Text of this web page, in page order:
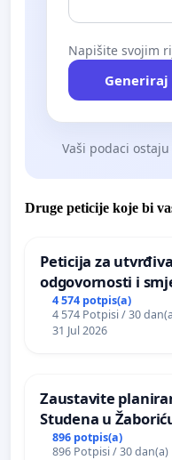
Napišite svojim
Vaši podaci ostaju
Druge peticije koje bi
Peticija za
odgovornosti i
odgovornih za
Zoološkom vrtu
4 574 potpis(a)
4 574 Potpisi / 30
31 Jul 2026
Zaustavite
Studena u
896 potpis(a)
896 Potpisi / 30 dan(a)